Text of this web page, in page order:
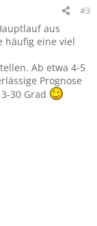
#3
aus
häufig eine viel
Ab etwa 4-5
Prognose
30 Grad